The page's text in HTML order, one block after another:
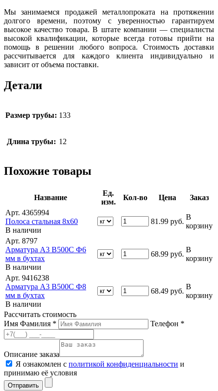
Мы занимаемся продажей металлопроката на протяжении
долгого времени, поэтому с уверенностью гарантируем
высокое качество товара. В штате компании — специалисты
высокой квалификации, которые всегда готовы прийти на
помощь в решении любого вопроса. Стоимость доставки
рассчитывается для каждого клиента индивидуально и
зависит от объема поставки.
Детали
Размер трубы: 133
Длина трубы: 12
Похожие товары
Название
Ед.
изм.
Кол-во Цена
Заказ
Арт. 4365994
Полоса стальная 8х60
В наличии
81.99 руб.
В
корзину
Арт. 8797
Арматура А3 В500С Ф6
мм в бухтах
В наличии
68.99 руб.
В
корзину
Арт. 9416238
Арматура А3 В500С Ф8
мм в бухтах
В наличии
68.49 руб.
В
корзину
Рассчитать стоимость
Имя Фамилия *
Телефон *
Описание заказа
Я ознакомлен с политикой конфиденциальности и
принимаю её условия
Отправить